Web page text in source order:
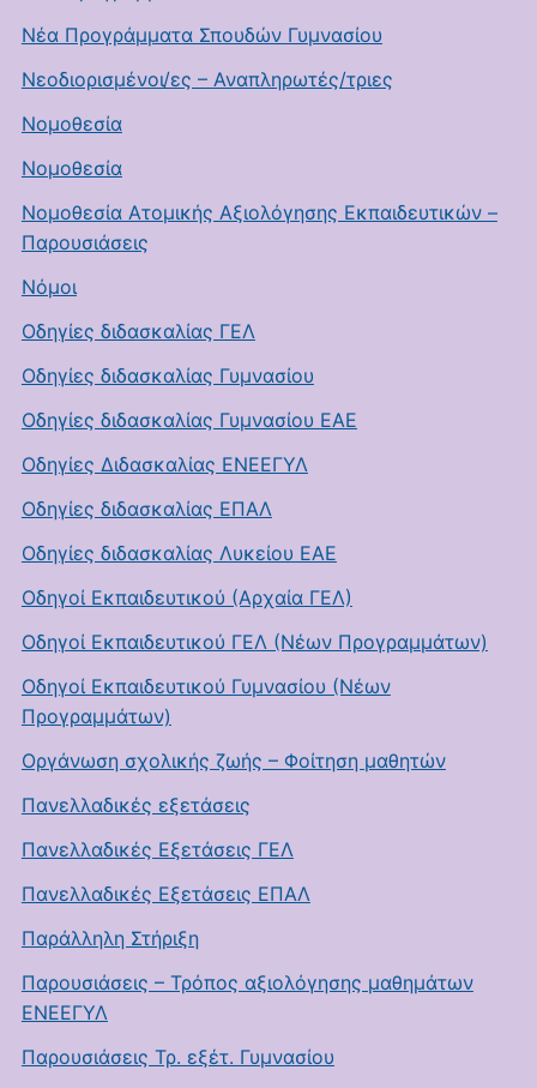
Νέα Προγράμματα Σπουδών Γυμνασίου
Νεοδιορισμένοι/ες – Αναπληρωτές/τριες
Νομοθεσία
Νομοθεσία
Νομοθεσία Ατομικής Αξιολόγησης Εκπαιδευτικών –
Παρουσιάσεις
Νόμοι
Οδηγίες διδασκαλίας ΓΕΛ
Οδηγίες διδασκαλίας Γυμνασίου
Οδηγίες διδασκαλίας Γυμνασίου ΕΑΕ
Οδηγίες Διδασκαλίας ΕΝΕΕΓΥΛ
Οδηγίες διδασκαλίας ΕΠΑΛ
Οδηγίες διδασκαλίας Λυκείου ΕΑΕ
Οδηγοί Εκπαιδευτικού (Αρχαία ΓΕΛ)
Οδηγοί Εκπαιδευτικού ΓΕΛ (Νέων Προγραμμάτων)
Οδηγοί Εκπαιδευτικού Γυμνασίου (Νέων
Προγραμμάτων)
Οργάνωση σχολικής ζωής – Φοίτηση μαθητών
Πανελλαδικές εξετάσεις
Πανελλαδικές Εξετάσεις ΓΕΛ
Πανελλαδικές Εξετάσεις ΕΠΑΛ
Παράλληλη Στήριξη
Παρουσιάσεις – Τρόπος αξιολόγησης μαθημάτων
ΕΝΕΕΓΥΛ
Παρουσιάσεις Τρ. εξέτ. Γυμνασίου